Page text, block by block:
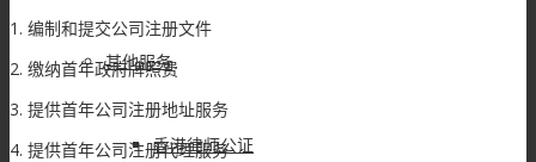
其他服务
香港律师公证
1. 编制和提交公司注册文件
2. 缴纳首年政府牌照费
3. 提供首年公司注册地址服务
4. 提供首年公司注册代理服务